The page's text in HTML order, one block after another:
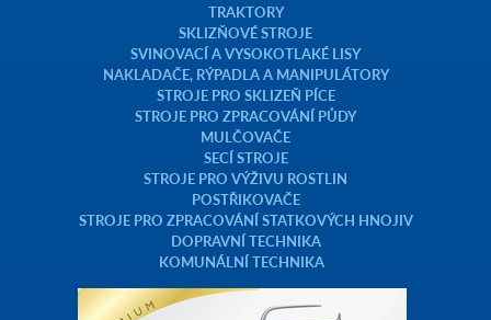
TRAKTORY
SKLIZŇOVÉ STROJE
SVINOVACÍ A VYSOKOTLAKÉ LISY
NAKLADAČE, RÝPADLA A MANIPULÁTORY
STROJE PRO SKLIZEŇ PÍCE
STROJE PRO ZPRACOVÁNÍ PŮDY
MULČOVAČE
SECÍ STROJE
STROJE PRO VÝŽIVU ROSTLIN
POSTŘIKOVAČE
STROJE PRO ZPRACOVÁNÍ STATKOVÝCH HNOJIV
DOPRAVNÍ TECHNIKA
KOMUNÁLNÍ TECHNIKA